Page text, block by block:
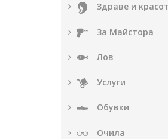
Здраве и
За Майстора
Лов
Услуги
Обувки
Очила